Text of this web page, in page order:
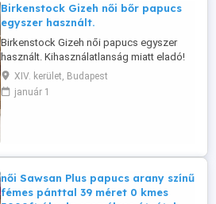
Birkenstock Gizeh női bőr papucs
egyszer használt.
Birkenstock Gizeh női papucs egyszer
használt. Kihasználatlanság miatt eladó!
XIV. kerület, Budapest
január 1
női Sawsan Plus papucs arany színű
fémes pánttal 39 méret 0 kmes